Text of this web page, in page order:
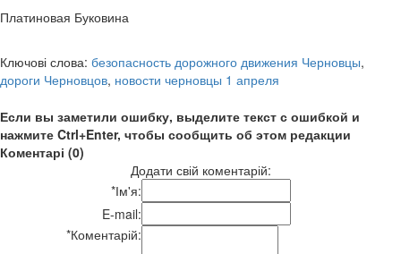
Платиновая Буковина
Ключові слова: безопасность дорожного движения Черновцы,
дороги Черновцов, новости черновцы 1 апреля
Если вы заметили ошибку, выделите текст с ошибкой и
нажмите Ctrl+Enter, чтобы сообщить об этом редакции
Коментарі (0)
Додати свій коментарій:
*Ім'я:
E-mail:
*Коментарій: